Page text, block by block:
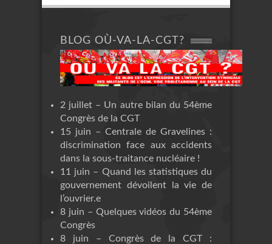
BLOG OÙ-VA-LA-CGT?
2 juillet – Un autre bilan du 54ème
Congrès de la CGT
15 juin – Centrale de Gravelines :
discrimination face aux accidents
dans la sous-traitance nucléaire !
11 juin – Quand les statistiques du
gouvernement dévoilent la vie de
l’ouvrier.e
8 juin – Quelques vidéos du 54ème
Congrès
8 juin – Congrès de la CGT :